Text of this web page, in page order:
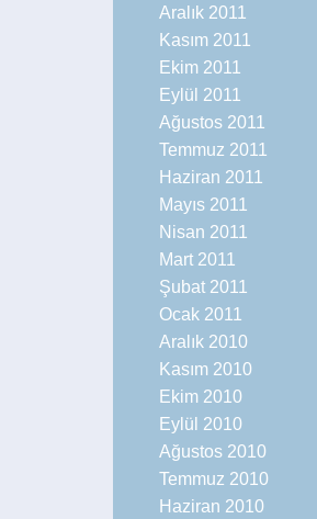
Aralık 2011
Kasım 2011
Ekim 2011
Eylül 2011
Ağustos 2011
Temmuz 2011
Haziran 2011
Mayıs 2011
Nisan 2011
Mart 2011
Şubat 2011
Ocak 2011
Aralık 2010
Kasım 2010
Ekim 2010
Eylül 2010
Ağustos 2010
Temmuz 2010
Haziran 2010